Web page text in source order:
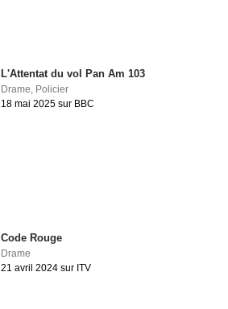
L'Attentat du vol Pan Am 103
Drame, Policier
18 mai 2025 sur BBC
Code Rouge
Drame
21 avril 2024 sur ITV